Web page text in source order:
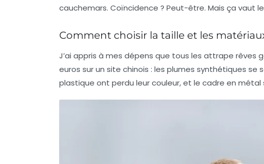
cauchemars. Coïncidence ? Peut-être. Mais ça vaut le
Comment choisir la taille et les
J’ai appris à mes dépens que tous les attrape rêves
euros sur un site chinois : les plumes synthétiques se
plastique ont perdu leur couleur, et le cadre en métal